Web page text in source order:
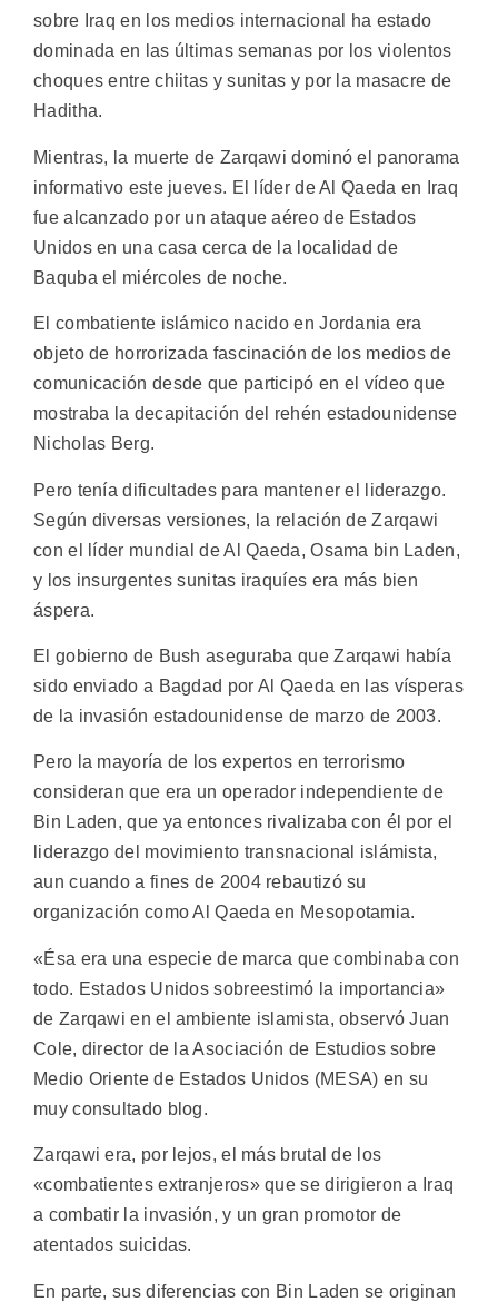
sobre Iraq en los medios internacional ha estado
dominada en las últimas semanas por los violentos
choques entre chiitas y sunitas y por la masacre de
Haditha.
Mientras, la muerte de Zarqawi dominó el panorama
informativo este jueves. El líder de Al Qaeda en Iraq
fue alcanzado por un ataque aéreo de Estados
Unidos en una casa cerca de la localidad de
Baquba el miércoles de noche.
El combatiente islámico nacido en Jordania era
objeto de horrorizada fascinación de los medios de
comunicación desde que participó en el vídeo que
mostraba la decapitación del rehén estadounidense
Nicholas Berg.
Pero tenía dificultades para mantener el liderazgo.
Según diversas versiones, la relación de Zarqawi
con el líder mundial de Al Qaeda, Osama bin Laden,
y los insurgentes sunitas iraquíes era más bien
áspera.
El gobierno de Bush aseguraba que Zarqawi había
sido enviado a Bagdad por Al Qaeda en las vísperas
de la invasión estadounidense de marzo de 2003.
Pero la mayoría de los expertos en terrorismo
consideran que era un operador independiente de
Bin Laden, que ya entonces rivalizaba con él por el
liderazgo del movimiento transnacional islámista,
aun cuando a fines de 2004 rebautizó su
organización como Al Qaeda en Mesopotamia.
«Ésa era una especie de marca que combinaba con
todo. Estados Unidos sobreestimó la importancia»
de Zarqawi en el ambiente islamista, observó Juan
Cole, director de la Asociación de Estudios sobre
Medio Oriente de Estados Unidos (MESA) en su
muy consultado blog.
Zarqawi era, por lejos, el más brutal de los
«combatientes extranjeros» que se dirigieron a Iraq
a combatir la invasión, y un gran promotor de
atentados suicidas.
En parte, sus diferencias con Bin Laden se originan